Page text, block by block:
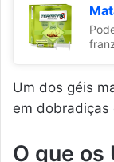
Um dos géis
em dobradiças
O que os